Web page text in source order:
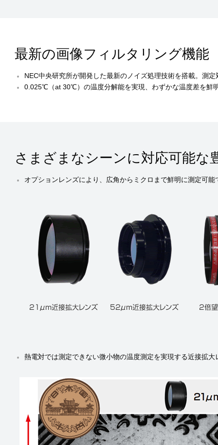
最新の画像フィルタリング機能
NEC中央研究所が開発した最新のノイズ処理技術を搭載。測
0.025℃（at 30℃）の温度分解能を実現、わずかな温度差を鮮
さまざまなシーンに対応可能な
オプションレンズにより、広角からミクロまで鮮明に測定可能
熱電対では測定できない微小物の温度測定を実現する近接拡大